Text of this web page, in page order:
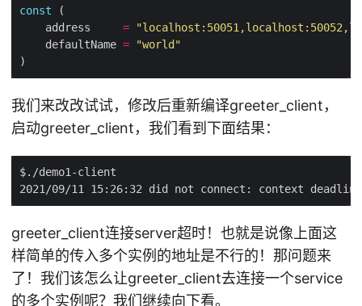
const
    address
=
    defaultName
=
"world"
我们来改改试试，修改后重新编译greeter_client，
启动greeter_client，我们看到下面结果：
greeter_client连接server超时！也就是说像上面这
样简单的传入多个实例的地址是不行的！那问题来
了！我们该怎么让greeter_client去连接一个service
的多个实例呢？我们继续向下看。